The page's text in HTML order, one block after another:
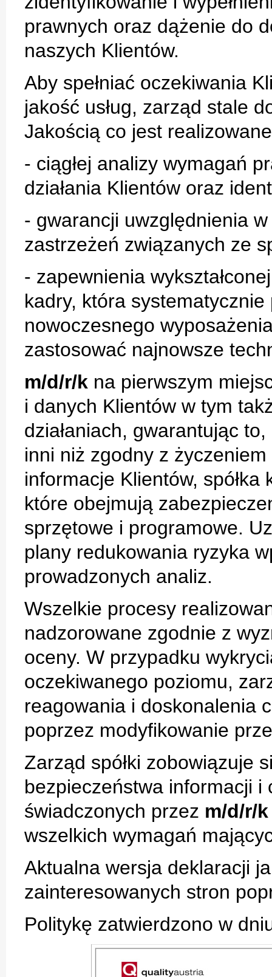
prawnych oraz dążenie do
naszych Klientów.
Aby spełniać oczekiwania
jakość usług, zarząd stale
Jakością co jest
- ciągłej analizy wymagań
działania Klientów oraz
- gwarancji uwzględnienia
zastrzeżeń związanych ze
- zapewnienia
kadry, która
nowoczesnego
zastosować najnowsze
m/d/r/k na pierwszym
i danych Klientów w tym
działaniach, gwarantując
inni niż zgodny z
informacje Klientów,
które obejmują
sprzętowe i programowe.
plany redukowania ryzyka
prowadzonych analiz.
Wszelkie procesy
nadzorowane zgodnie z
oceny. W przypadku
oczekiwanego poziomu,
reagowania i doskonalenia
poprzez modyfikowanie
Zarząd spółki zobowiązuje
bezpieczeństwa informacji i
świadczonych przez m/d/r/k
wszelkich wymagań
Aktualna wersja deklaracji
zainteresowanych stron
Politykę zatwierdzono w